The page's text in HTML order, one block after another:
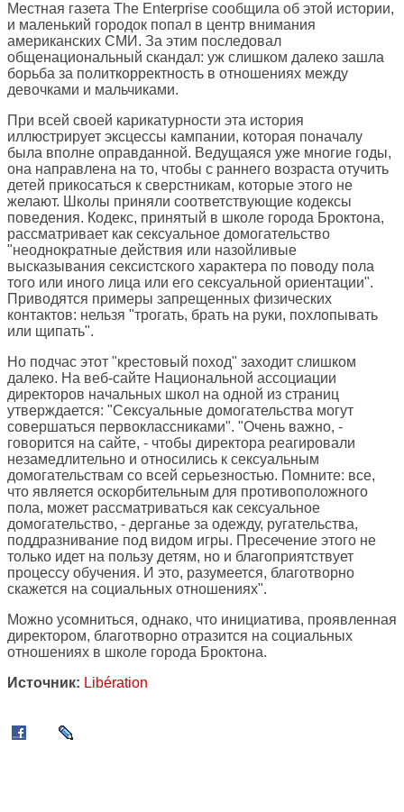
Местная газета The Enterprise сообщила об этой истории,
и маленький городок попал в центр внимания
американских СМИ. За этим последовал
общенациональный скандал: уж слишком далеко зашла
борьба за политкорректность в отношениях между
девочками и мальчиками.
При всей своей карикатурности эта история
иллюстрирует эксцессы кампании, которая поначалу
была вполне оправданной. Ведущаяся уже многие годы,
она направлена на то, чтобы с раннего возраста отучить
детей прикосаться к сверстникам, которые этого не
желают. Школы приняли соответствующие кодексы
поведения. Кодекс, принятый в школе города Броктона,
рассматривает как сексуальное домогательство
"неоднократные действия или назойливые
высказывания сексистского характера по поводу пола
того или иного лица или его сексуальной ориентации".
Приводятся примеры запрещенных физических
контактов: нельзя "трогать, брать на руки, похлопывать
или щипать".
Но подчас этот "крестовый поход" заходит слишком
далеко. На веб-сайте Национальной ассоциации
директоров начальных школ на одной из страниц
утверждается: "Сексуальные домогательства могут
совершаться первоклассниками". "Очень важно, -
говорится на сайте, - чтобы директора реагировали
незамедлительно и относились к сексуальным
домогательствам со всей серьезностью. Помните: все,
что является оскорбительным для противоположного
пола, может рассматриваться как сексуальное
домогательство, - дерганье за одежду, ругательства,
поддразнивание под видом игры. Пресечение этого не
только идет на пользу детям, но и благоприятствует
процессу обучения. И это, разумеется, благотворно
скажется на социальных отношениях".
Можно усомниться, однако, что инициатива, проявленная
директором, благотворно отразится на социальных
отношениях в школе города Броктона.
Источник: Libération